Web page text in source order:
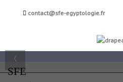
contact@sfe-egyptologie.fr
SFE
‹